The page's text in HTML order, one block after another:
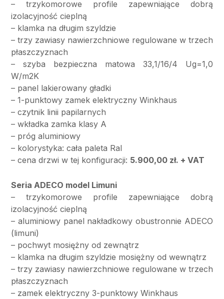
– trzykomorowe profile zapewniające dobrą
izolacyjność cieplną
– klamka na długim szyldzie
– trzy zawiasy nawierzchniowe regulowane w trzech
płaszczyznach
– szyba bezpieczna matowa 33,1/16/4 Ug=1,0
W/m2K
– panel lakierowany gładki
– 1-punktowy zamek elektryczny Winkhaus
– czytnik linii papilarnych
– wkładka zamka klasy A
– próg aluminiowy
– kolorystyka: cała paleta Ral
– cena drzwi w tej konfiguracji: 5.900,00 zł. + VAT
Seria ADECO model Limuni
– trzykomorowe profile zapewniające dobrą
izolacyjność cieplną
– aluminiowy panel nakładkowy obustronnie ADECO
(limuni)
– pochwyt mosiężny od zewnątrz
– klamka na długim szyldzie mosiężny od wewnątrz
– trzy zawiasy nawierzchniowe regulowane w trzech
płaszczyznach
– zamek elektryczny 3-punktowy Winkhaus